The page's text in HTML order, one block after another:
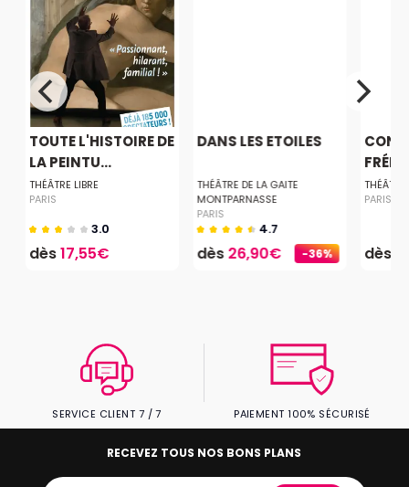
TOUTE L'HISTOIRE DE
LA PEINTU...
THÉÂTRE LIBRE
PARIS
3.0
dès17,55€ -36%
DANS LES ETOILES
THÉÂTRE DE LA GAITE
MONTPARNASSE
PARIS
4.7
dès26,90€
PARIS
dès
SERVICE CLIENT 7 / 7 PAIEMENT 100% SÉCURISÉ
RECEVEZ TOUS NOS BONS PLANS